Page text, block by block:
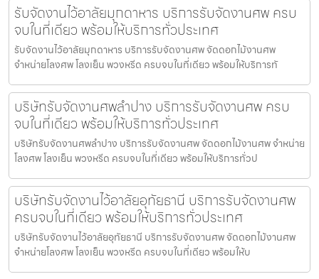
รับจัดงานไว้อาลัยมุกดาหาร บริการรับจัดงานศพ ครบ
จบในที่เดียว พร้อมให้บริการทั่วประเทศ
รับจัดงานไว้อาลัยมุกดาหาร บริการรับจัดงานศพ จัดดอกไม้งานศพ
จำหน่ายโลงศพ โลงเย็น พวงหรีด ครบจบในที่เดียว พร้อมให้บริการทั
บริษัทรับจัดงานศพลำปาง บริการรับจัดงานศพ ครบ
จบในที่เดียว พร้อมให้บริการทั่วประเทศ
บริษัทรับจัดงานศพลำปาง บริการรับจัดงานศพ จัดดอกไม้งานศพ จำหน่าย
โลงศพ โลงเย็น พวงหรีด ครบจบในที่เดียว พร้อมให้บริการทั่วป
บริษัทรับจัดงานไว้อาลัยอุทัยธานี บริการรับจัดงานศพ
ครบจบในที่เดียว พร้อมให้บริการทั่วประเทศ
บริษัทรับจัดงานไว้อาลัยอุทัยธานี บริการรับจัดงานศพ จัดดอกไม้งานศพ
จำหน่ายโลงศพ โลงเย็น พวงหรีด ครบจบในที่เดียว พร้อมให้บ